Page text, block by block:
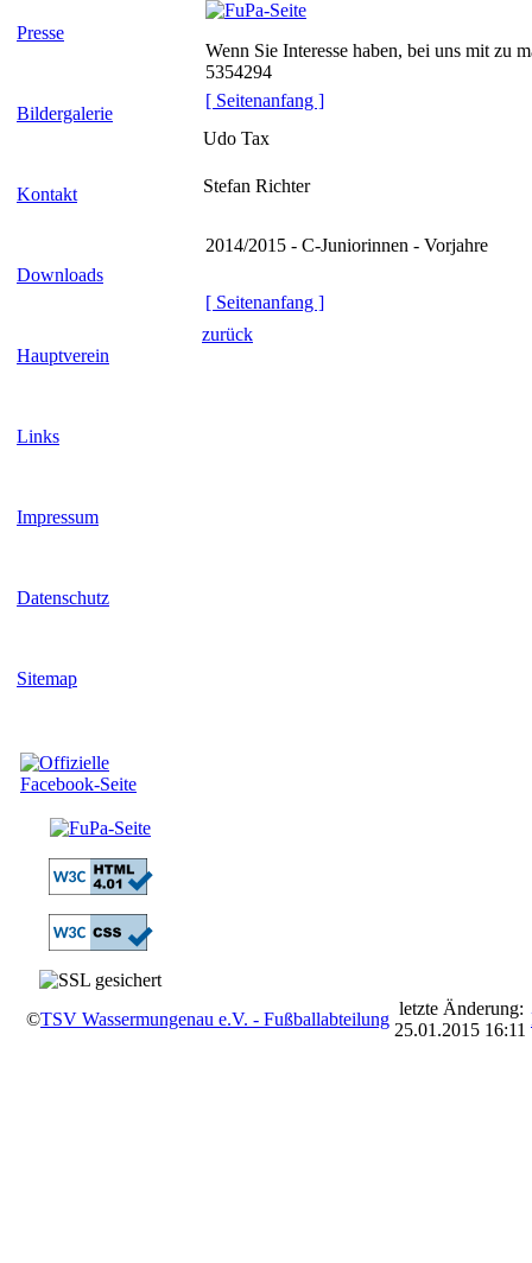
Presse
Bildergalerie
Kontakt
Downloads
Hauptverein
Links
Impressum
Datenschutz
Sitemap
Wenn Sie Interesse haben, bei uns mit zu
5354294
[ Seitenanfang ]
Udo Tax
Stefan Richter
2014/2015 - C-Juniorinnen - Vorjahre
[ Seitenanfang ]
zurück
©TSV Wassermungenau e.V. - Fußballabteilung
letzte Änderung:
25.01.2015 16:11